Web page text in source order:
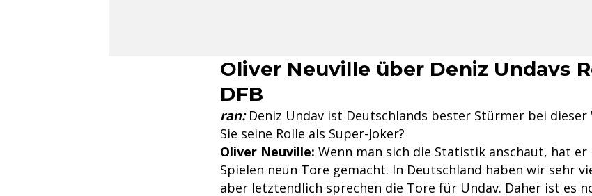
Oliver Neuville über Deniz Undavs
DFB
ran:Deniz Undav ist Deutschlands bester Stürmer bei dieser
Sie seine Rolle als Super-Joker?
Oliver Neuville: Wenn man sich die Statistik anschaut, hat
Spielen neun Tore gemacht. In Deutschland haben wir sehr
aber letztendlich sprechen die Tore für Undav. Daher ist es